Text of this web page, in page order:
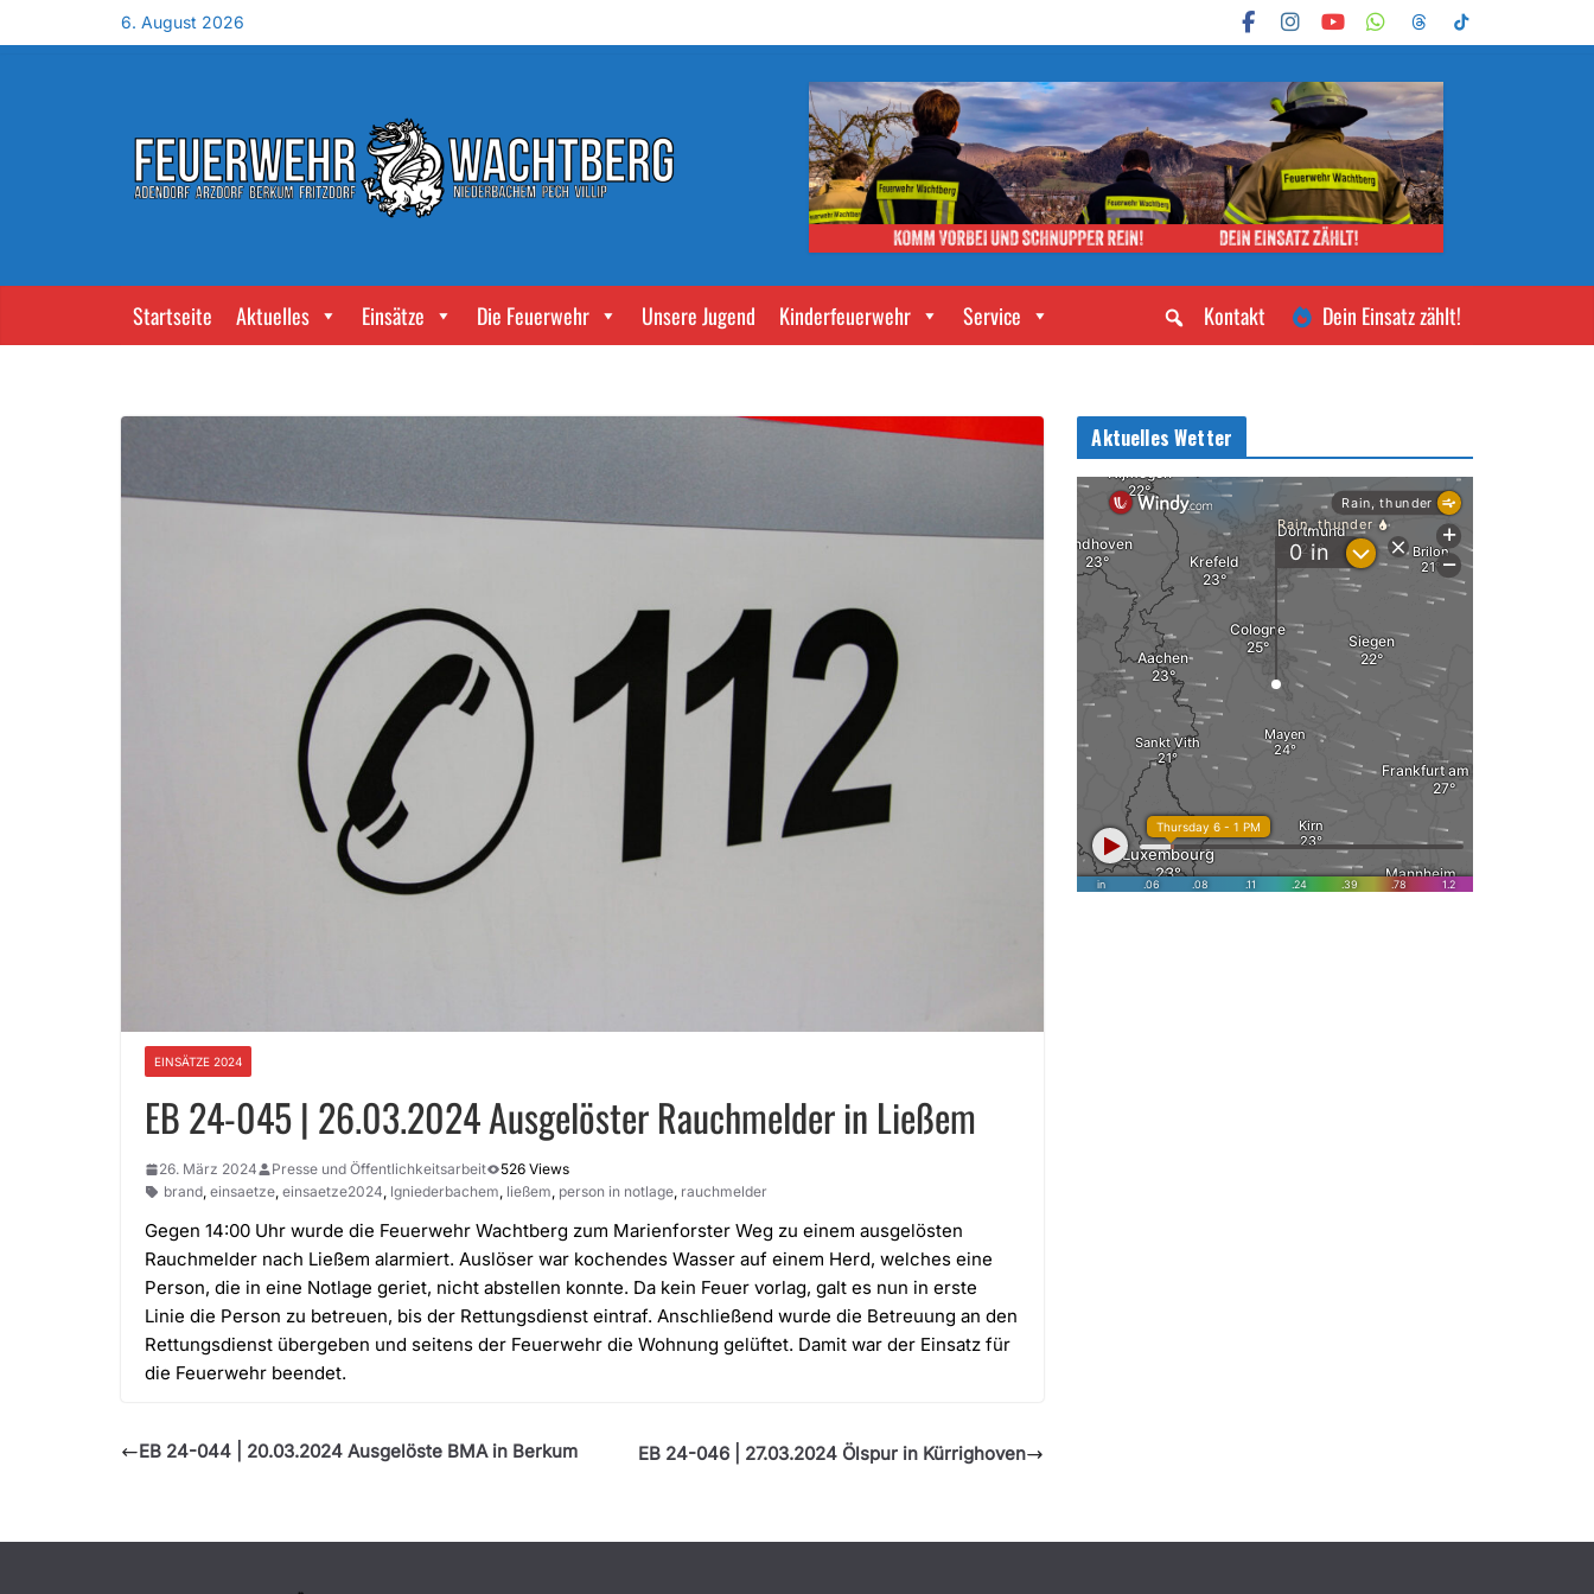
6. August 2026
Startseite Aktuelles Einsätze Die Feuerwehr Unsere Jugend Kinderfeuerwehr Service Dein Einsatz zählt!
Kontakt
EINSÄTZE 2024
EB 24-045 | 26.03.2024 Ausgelöster Rauchmelder in Ließem
26. März 2024 Presse und Öffentlichkeitsarbeit
526 Views
brand, einsaetze, einsaetze2024, lgniederbachem, ließem, person in notlage, rauchmelder
Gegen 14:00 Uhr wurde die Feuerwehr Wachtberg zum Marienforster Weg zu einem ausgelösten
Rauchmelder nach Ließem alarmiert. Auslöser war kochendes Wasser auf einem Herd, welches eine
Person, die in eine Notlage geriet, nicht abstellen konnte. Da kein Feuer vorlag, galt es nun in erste
Linie die Person zu betreuen, bis der Rettungsdienst eintraf. Anschließend wurde die Betreuung an den
Rettungsdienst übergeben und seitens der Feuerwehr die Wohnung gelüftet. Damit war der Einsatz für
die Feuerwehr beendet.
EB 24-044 | 20.03.2024 Ausgelöste BMA in Berkum EB 24-046 | 27.03.2024 Ölspur in Kürrighoven
Aktuelles Wetter